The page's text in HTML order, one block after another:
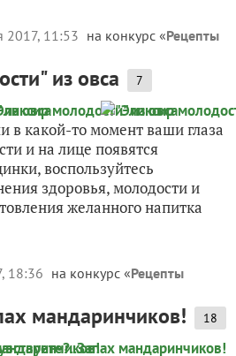
2017, 11:53 на конкурс «Рецепты
из овса 7
какой-то момент ваши глаза
и на лице появятся
воспользуйтесь
здоровья, молодости и
желанного напитка
18:36 на конкурс «Рецепты
мандаринчиков! 18